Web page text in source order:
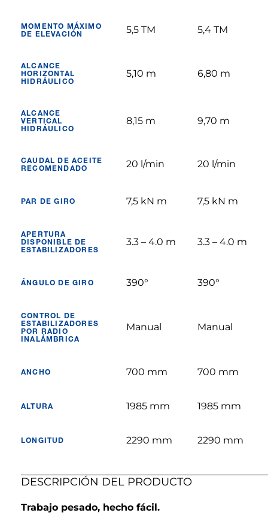
MOMENTO MÁXIMO
DE ELEVACIÓN
5,5 TM 5,4 TM
ALCANCE
HORIZONTAL
HIDRÁULICO
5,10 m 6,80 m
ALCANCE
VERTICAL
HIDRÁULICO
8,15 m 9,70 m
CAUDAL DE ACEITE
RECOMENDADO
20 l/min 20 l/min
PAR DE GIRO 7,5 kN m 7,5 kN m
APERTURA
DISPONIBLE DE
ESTABILIZADORES
3.3 – 4.0 m 3.3 – 4.0 m
ÁNGULO DE GIRO 390° 390°
CONTROL DE
ESTABILIZADORES
POR RADIO
INALÁMBRICA
Manual Manual
ANCHO 700 mm 700 mm
ALTURA 1985 mm 1985 mm
LONGITUD 2290 mm 2290 mm
DESCRIPCIÓN DEL PRODUCTO
Trabajo pesado, hecho fácil.